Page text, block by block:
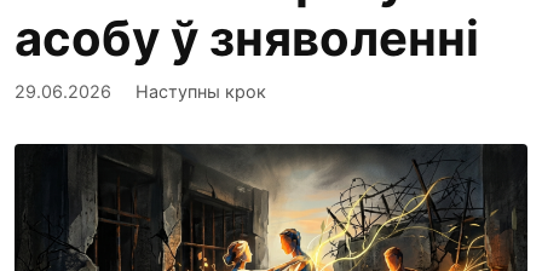
асобу ў зняволенні
29.06.2026 Наступны крок